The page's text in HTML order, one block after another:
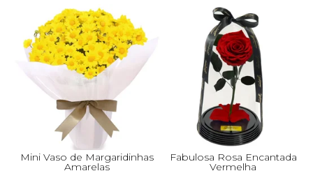
Mini Vaso de Margaridinhas
Amarelas
Fabulosa Rosa Encantada
Vermelha